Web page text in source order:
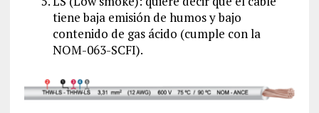
tiene baja emisión de humos y bajo
contenido de gas ácido (cumple con la
NOM-063-SCFI).